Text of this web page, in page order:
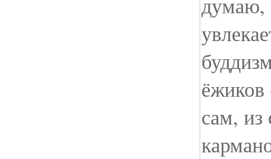
ёжиков
сам, из